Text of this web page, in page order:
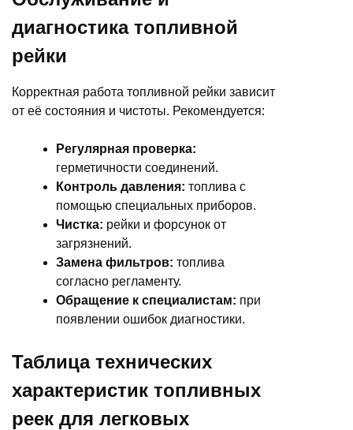
диагностика топливной
рейки
Корректная работа топливной рейки зависит
от её состояния и чистоты. Рекомендуется:
Регулярная проверка:
герметичности соединений.
Контроль давления: топлива с
помощью специальных приборов.
Чистка: рейки и форсунок от
загрязнений.
Замена фильтров: топлива
согласно регламенту.
Обращение к специалистам: при
появлении ошибок диагностики.
Таблица технических
характеристик топливных
реек для легковых